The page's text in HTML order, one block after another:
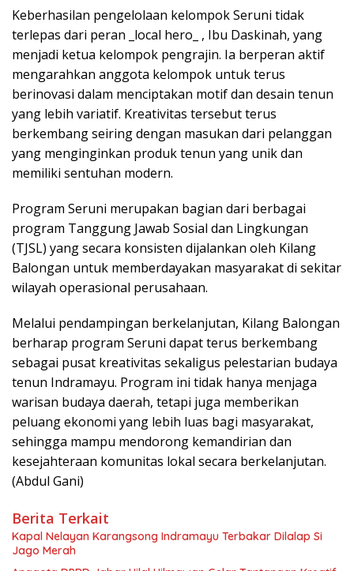
Keberhasilan pengelolaan kelompok Seruni tidak
terlepas dari peran _local hero_ , Ibu Daskinah, yang
menjadi ketua kelompok pengrajin. Ia berperan aktif
mengarahkan anggota kelompok untuk terus
berinovasi dalam menciptakan motif dan desain tenun
yang lebih variatif. Kreativitas tersebut terus
berkembang seiring dengan masukan dari pelanggan
yang menginginkan produk tenun yang unik dan
memiliki sentuhan modern.
Program Seruni merupakan bagian dari berbagai
program Tanggung Jawab Sosial dan Lingkungan
(TJSL) yang secara konsisten dijalankan oleh Kilang
Balongan untuk memberdayakan masyarakat di sekitar
wilayah operasional perusahaan.
Melalui pendampingan berkelanjutan, Kilang Balongan
berharap program Seruni dapat terus berkembang
sebagai pusat kreativitas sekaligus pelestarian budaya
tenun Indramayu. Program ini tidak hanya menjaga
warisan budaya daerah, tetapi juga memberikan
peluang ekonomi yang lebih luas bagi masyarakat,
sehingga mampu mendorong kemandirian dan
kesejahteraan komunitas lokal secara berkelanjutan.
(Abdul Gani)
Berita Terkait
Kapal Nelayan Karangsong Indramayu Terbakar Dilalap Si
Jago Merah